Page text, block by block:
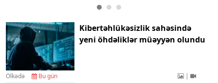
Kibertəhlükəsizlik sahəsində
yeni öhdəliklər müəyyən olundu
Ölkədə Bu gün |